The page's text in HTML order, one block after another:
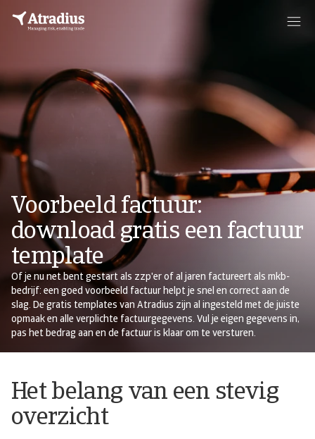
Voorbeeld factuur:
download gratis een factuur
template
Of je nu net bent gestart als zzp'er of al jaren factureert als mkb-
bedrijf: een goed voorbeeld factuur helpt je snel en correct aan de
slag. De gratis templates van Atradius zijn al ingesteld met de juiste
opmaak en alle verplichte factuurgegevens. Vul je eigen gegevens in,
pas het bedrag aan en de factuur is klaar om te versturen.
Het belang van een stevig
overzicht